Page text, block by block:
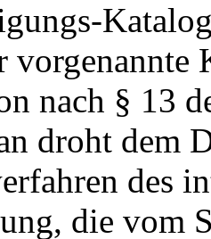
vorgenannte
nach § 13
droht dem
des
die vom